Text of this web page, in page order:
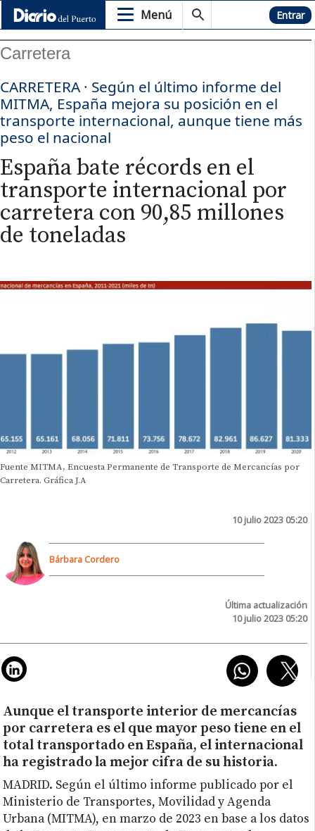
Menú Hemeroteca Entrar
Carretera
CARRETERA · Según el último informe del
MITMA, España mejora su posición en el
transporte internacional, aunque tiene más
peso el nacional
España bate récords en el
transporte internacional por
carretera con 90,85 millones
de toneladas
Fuente MITMA, Encuesta Permanente de Transporte de Mercancías por
Carretera. Gráfica J.A
10 julio 2023 05:20
Bárbara Cordero
Última actualización
10 julio 2023 05:20
Aunque el transporte interior de mercancías
por carretera es el que mayor peso tiene en el
total transportado en España, el internacional
ha registrado la mejor cifra de su historia.
MADRID. Según el último informe publicado por el
Ministerio de Transportes, Movilidad y Agenda
Urbana (MITMA), en marzo de 2023 en base a los datos